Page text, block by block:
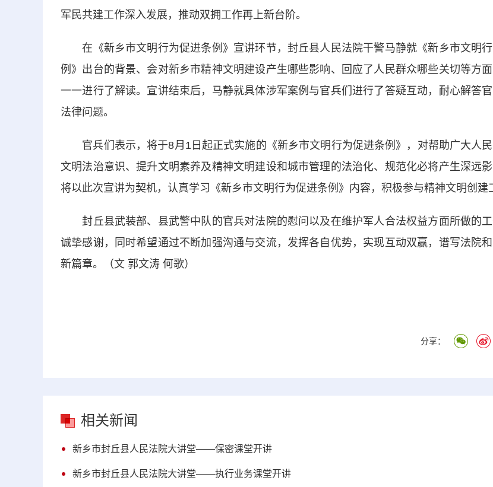
军民共建工作深入发展，推动双拥工作再上新台阶。
在《新乡市文明行为促进条例》宣讲环节，封丘县人民法院干警马静就《新乡市文明
例》出台的背景、会对新乡市精神文明建设产生哪些影响、回应了人民群众哪些关切等方
一一进行了解读。宣讲结束后，马静就具体涉军案例与官兵们进行了答疑互动，耐心解答
法律问题。
官兵们表示，将于8月1日起正式实施的《新乡市文明行为促进条例》，对帮助广大人
文明法治意识、提升文明素养及精神文明建设和城市管理的法治化、规范化必将产生深远影
将以此次宣讲为契机，认真学习《新乡市文明行为促进条例》内容，积极参与精神文明创建
封丘县武装部、县武警中队的官兵对法院的慰问以及在维护军人合法权益方面所做的工
诚挚感谢，同时希望通过不断加强沟通与交流，发挥各自优势，实现互动双赢，谱写法院
新篇章。（文 郭文涛 何歌）
分享：
相关新闻
新乡市封丘县人民法院大讲堂——保密课堂开讲
新乡市封丘县人民法院大讲堂——执行业务课堂开讲